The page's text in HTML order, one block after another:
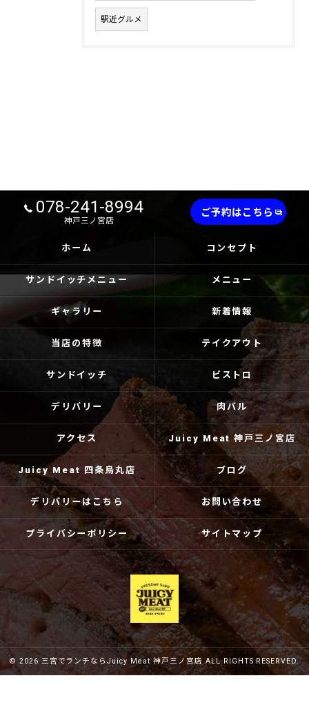
駅近グルメ
078-241-8994
神戸三ノ宮店
ご予約はこちら
ホーム コンセプト
サンドイッチメニュー メニュー
ギャラリー 新着情報
当店の特徴 テイクアウト
サンドイッチ ビストロ
デリバリー 肉バル
アクセス Juicy Meat 神戸三ノ宮店
Juicy Meat 四条烏丸店 ブログ
デリバリーはこちら お問い合わせ
プライバシーポリシー サイトマップ
© 2026 三宮でランチならJuicy Meat 神戸三ノ宮店 ALL RIGHTS RESERVED.